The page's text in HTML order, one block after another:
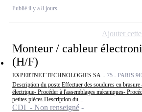
Publié il y a 8 jours
Monteur / cableur
(H/F)
EXPERTNET TECHNOLOGIES SA - 75 - PARIS
Description du poste Effectuer des soudures en
électrique- Procéder à l'assemblages mécaniques-
petites pièces Description du...
CDI - Non renseigné
Ajouter